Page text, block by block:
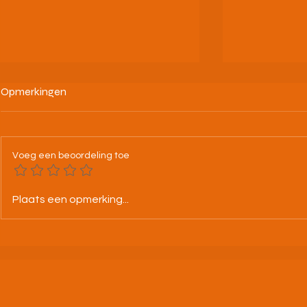
23/6/26 Jeugdtrainingen
Opmerkingen
Voeg een beoordeling toe
Plaats een opmerking...